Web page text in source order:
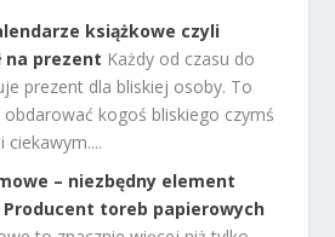
książkowe czyli
na prezent Każdy od czasu do
prezent dla bliskiej osoby. To
kogoś bliskiego czymś
ciekawym....
– niezbędny element
toreb papierowych